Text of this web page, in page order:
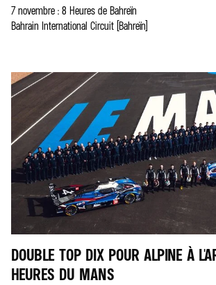
7 novembre : 8 Heures de Bahreïn
Bahrain International Circuit (Bahreïn)
DOUBLE TOP DIX POUR ALPINE À
HEURES DU MANS